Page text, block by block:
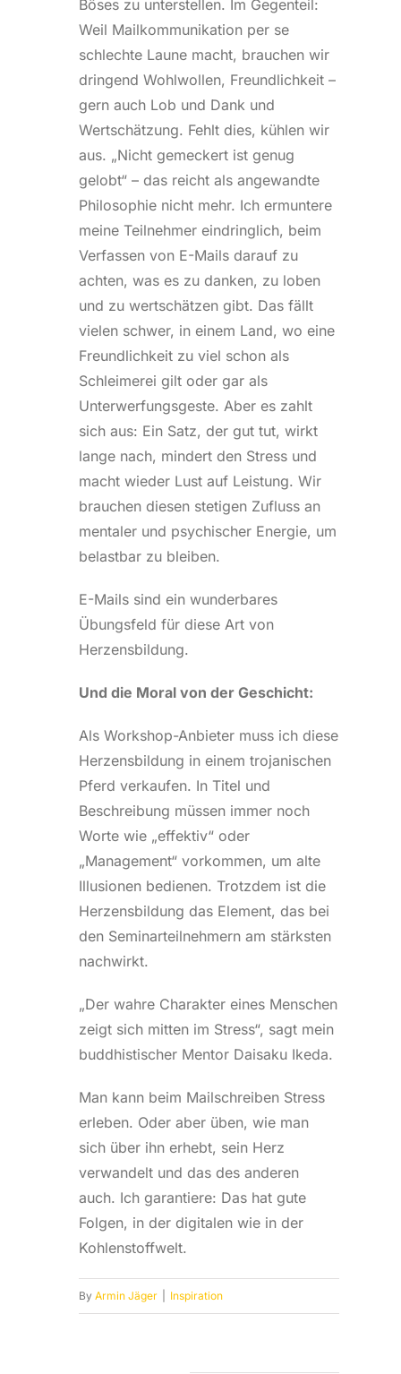
Böses zu unterstellen. Im Gegenteil:
Weil Mailkommunikation per se
schlechte Laune macht, brauchen wir
dringend Wohlwollen, Freundlichkeit –
gern auch Lob und Dank und
Wertschätzung. Fehlt dies, kühlen wir
aus. „Nicht gemeckert ist genug
gelobt“ – das reicht als angewandte
Philosophie nicht mehr. Ich ermuntere
meine Teilnehmer eindringlich, beim
Verfassen von E-Mails darauf zu
achten, was es zu danken, zu loben
und zu wertschätzen gibt. Das fällt
vielen schwer, in einem Land, wo eine
Freundlichkeit zu viel schon als
Schleimerei gilt oder gar als
Unterwerfungsgeste. Aber es zahlt
sich aus: Ein Satz, der gut tut, wirkt
lange nach, mindert den Stress und
macht wieder Lust auf Leistung. Wir
brauchen diesen stetigen Zufluss an
mentaler und psychischer Energie, um
belastbar zu bleiben.
E-Mails sind ein wunderbares
Übungsfeld für diese Art von
Herzensbildung.
Und die Moral von der Geschicht:
Als Workshop-Anbieter muss ich diese
Herzensbildung in einem trojanischen
Pferd verkaufen. In Titel und
Beschreibung müssen immer noch
Worte wie „effektiv“ oder
„Management“ vorkommen, um alte
Illusionen bedienen. Trotzdem ist die
Herzensbildung das Element, das bei
den Seminarteilnehmern am stärksten
nachwirkt.
„Der wahre Charakter eines Menschen
zeigt sich mitten im Stress“, sagt mein
buddhistischer Mentor Daisaku Ikeda.
Man kann beim Mailschreiben Stress
erleben. Oder aber üben, wie man
sich über ihn erhebt, sein Herz
verwandelt und das des anderen
auch. Ich garantiere: Das hat gute
Folgen, in der digitalen wie in der
Kohlenstoffwelt.
ByArmin Jäger Inspiration